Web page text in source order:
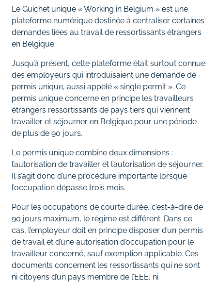
Le Guichet unique « Working in Belgium » est une
plateforme numérique destinée à centraliser certaines
demandes liées au travail de ressortissants étrangers
en Belgique.
Jusqu’à présent, cette plateforme était surtout connue
des employeurs qui introduisaient une demande de
permis unique, aussi appelé « single permit ». Ce
permis unique concerne en principe les travailleurs
étrangers ressortissants de pays tiers qui viennent
travailler et séjourner en Belgique pour une période
de plus de 90 jours.
Le permis unique combine deux dimensions :
l’autorisation de travailler et l’autorisation de séjourner.
Il s’agit donc d’une procédure importante lorsque
l’occupation dépasse trois mois.
Pour les occupations de courte durée, c’est-à-dire de
90 jours maximum, le régime est différent. Dans ce
cas, l’employeur doit en principe disposer d’un permis
de travail et d’une autorisation d’occupation pour le
travailleur concerné, sauf exemption applicable. Ces
documents concernent les ressortissants qui ne sont
ni citoyens d’un pays membre de l’EEE, ni